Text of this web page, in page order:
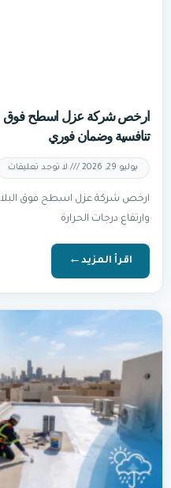
ارخص شركة عزل اسطح فوق
تنافسية وضمان فوري
يوليو 29, 2026 لا توجد تعليقات
ارخص شركة عزل اسطح فوق
وارتفاع درجات الحرارة
اقرأ المزيد